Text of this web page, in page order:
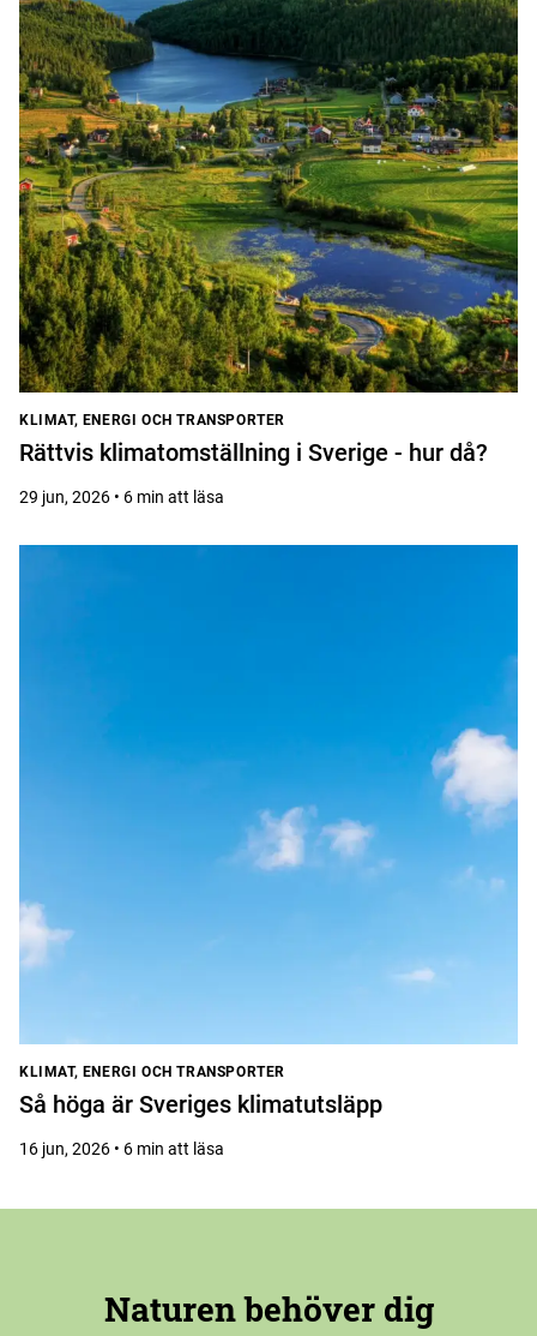
KLIMAT, ENERGI OCH TRANSPORTER
Rättvis klimatomställning i Sverige - hur då?
29 jun, 2026 • 6 min att läsa
KLIMAT, ENERGI OCH TRANSPORTER
Så höga är Sveriges klimatutsläpp
16 jun, 2026 • 6 min att läsa
Naturen behöver dig